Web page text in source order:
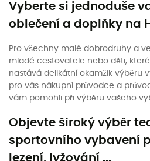
Vyberte si jednoduše
oblečení a doplňky na
Pro všechny malé dobrodruhy a
mladé cestovatele nebo děti,
nastává delikátní okamžik výběru
pro vás nákupní průvodce a
vám pomohli při výběru vašeho
Objevte široký výběr
sportovního vybavení
lezení, lyžování ...